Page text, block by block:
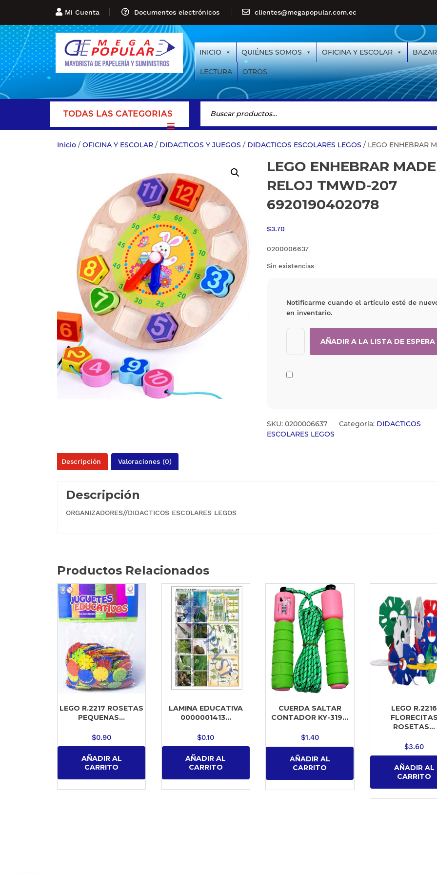
Mi Cuenta Documentos electrónicos clientes@megapopular.com.ec
INICIO QUIÉNES SOMOS OFICINA Y ESCOLAR BAZAR
LECTURA OTROS
TODAS LAS CATEGORIAS
Inicio / OFICINA Y ESCOLAR / DIDACTICOS Y JUEGOS / DIDACTICOS ESCOLARES LEGOS / LEGO ENHEBRAR
LEGO ENHEBRAR
RELOJ TMWD-207
6920190402078
$3.70
0200006637
Sin existencias
Notificarme cuando el artículo esté de
en inventario.
SKU: 0200006637 Categoría: DIDACTICOS
ESCOLARES LEGOS
Descripción Valoraciones (0)
Descripción
ORGANIZADORES//DIDACTICOS ESCOLARES LEGOS
Productos Relacionados
LEGO R.2217 ROSETAS
PEQUENAS...
$0.90
AÑADIR AL
CARRITO
LAMINA EDUCATIVA
0000001413...
$0.10
AÑADIR AL
CARRITO
CUERDA SALTAR
CONTADOR KY-319...
$1.40
AÑADIR AL
CARRITO
LEGO R.2216
ROSETAS...
$3.60
AÑADIR AL
CARRITO